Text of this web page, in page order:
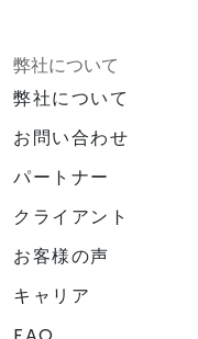
弊社について
弊社について
お問い合わせ
パートナー
クライアント
お客様の声
キャリア